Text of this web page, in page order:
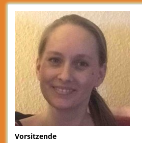
Vorsitzende